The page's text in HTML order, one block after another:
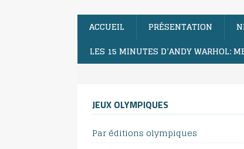
ACCUEIL PRÉSENTATION
LES 15 MINUTES D’ANDY WARHOL:
JEUX OLYMPIQUES
Par éditions olympiques